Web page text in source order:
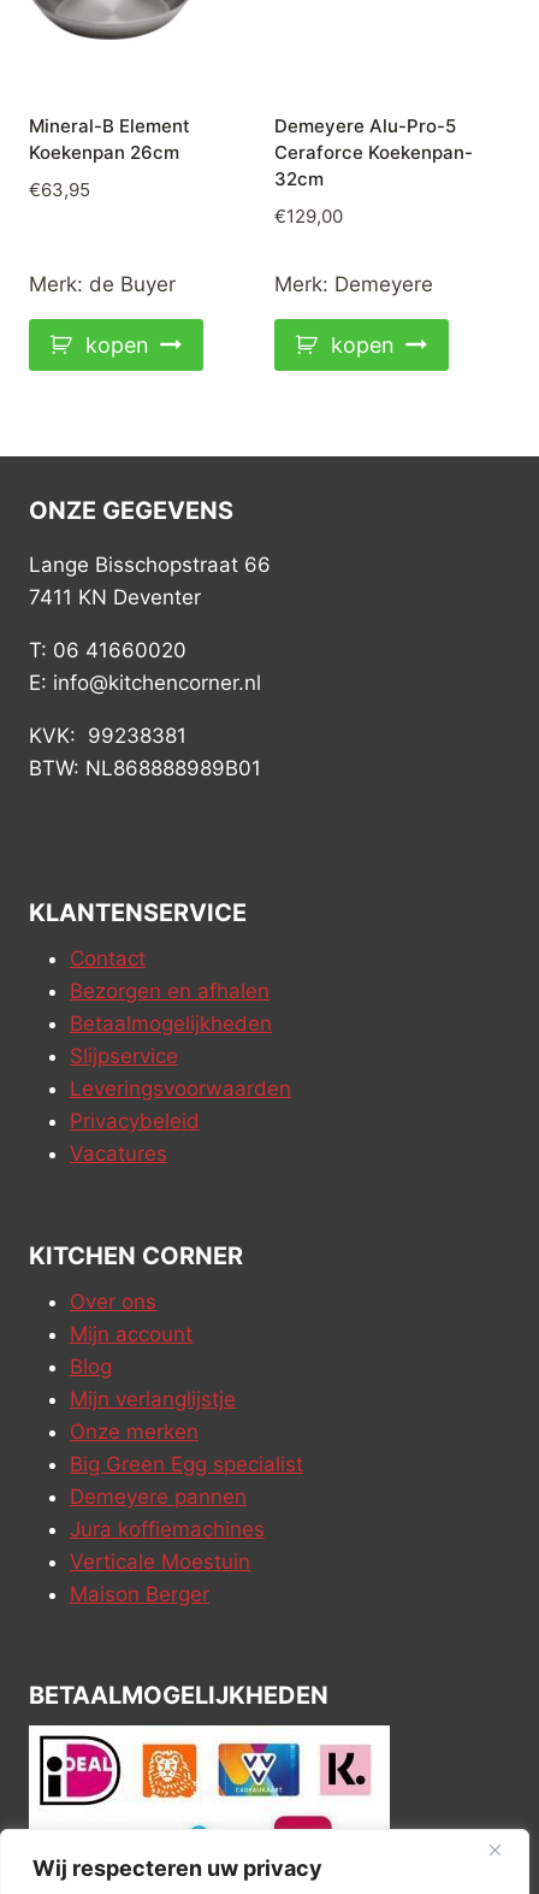
Wij respecteren uw privacy
Mineral-B Element
Koekenpan 26cm
€63,95
Merk: de Buyer
kopen
Demeyere Alu-Pro-5
Ceraforce Koekenpan-
32cm
€129,00
Merk: Demeyere
kopen
ONZE GEGEVENS
Lange Bisschopstraat 66
7411 KN Deventer
T: 06 41660020
E: info@kitchencorner.nl
KVK: 99238381
BTW: NL868888989B01
KLANTENSERVICE
Contact
Bezorgen en afhalen
Betaalmogelijkheden
Slijpservice
Leveringsvoorwaarden
Privacybeleid
Vacatures
KITCHEN CORNER
Over ons
Mijn account
Blog
Mijn verlanglijstje
Onze merken
Big Green Egg specialist
Demeyere pannen
Jura koffiemachines
Verticale Moestuin
Maison Berger
BETAALMOGELIJKHEDEN